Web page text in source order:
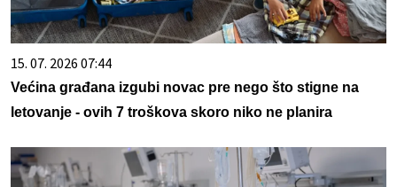
15. 07. 2026 07:44
Većina građana izgubi novac pre nego što stigne na
letovanje - ovih 7 troškova skoro niko ne planira